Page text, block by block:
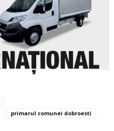
primarul comunei dobroesti